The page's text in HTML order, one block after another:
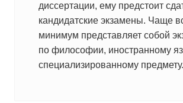
диссертации, ему предстоит
кандидатские экзамены. Чаще
минимум представляет собой
по философии, иностранному
специализированному предмету.